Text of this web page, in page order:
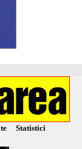
Statistici